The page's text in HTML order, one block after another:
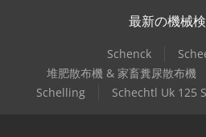
最新の機械検
Schenck
堆肥散布機 & 家畜糞尿散布機
Schelling
Schechtl Uk 125 S